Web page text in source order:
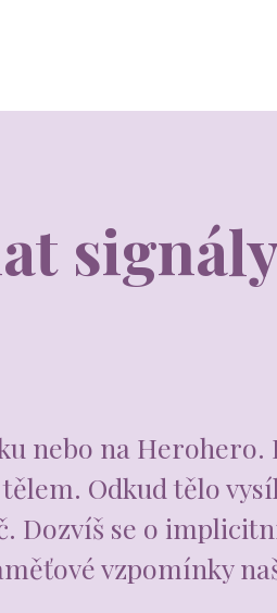
nebo na Herohero.
Odkud tělo
Dozvíš se o
vzpomínky